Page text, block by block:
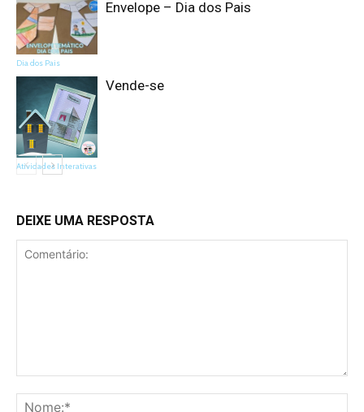
Dia dos Pais
Envelope – Dia dos Pais
Atividades Interativas
Vende-se
DEIXE UMA RESPOSTA